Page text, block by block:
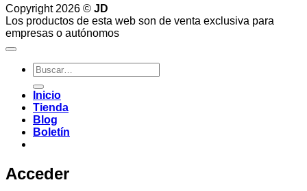
Copyright 2026 © JD
Los productos de esta web son de venta exclusiva para
empresas o autónomos
Buscar
por:
Inicio
Tienda
Blog
Boletín
Acceder